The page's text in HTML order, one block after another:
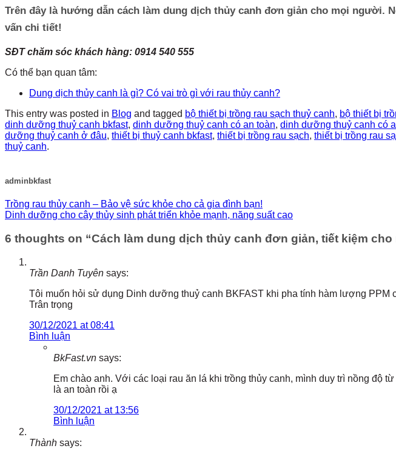
Trên đây là hướng dẫn cách làm dung dịch thủy canh đơn giản cho mọi người.
vấn chi tiết!
SĐT chăm sóc khách hàng: 0914 540 555
Có thể bạn quan tâm:
Dung dịch thủy canh là gì? Có vai trò gì với rau thủy canh?
This entry was posted in Blog and tagged bộ thiết bị trồng rau sạch thuỷ canh, bộ thiết bị
dinh dưỡng thuỷ canh bkfast, dinh dưỡng thuỷ canh có an toàn, dinh dưỡng thuỷ canh có
dưỡng thuỷ canh ở đâu, thiết bị thuỷ canh bkfast, thiết bị trồng rau sạch, thiết bị trồng rau
thuỷ canh.
adminbkfast
Trồng rau thủy canh – Bảo vệ sức khỏe cho cả gia đình bạn!
Dinh dưỡng cho cây thủy sinh phát triển khỏe mạnh, năng suất cao
6 thoughts on “Cách làm dung dịch thủy canh đơn giản, tiết kiệm
Trần Danh Tuyên says:
Tôi muốn hỏi sử dụng Dinh dưỡng thuỷ canh BKFAST khi pha tính hàm lượng
Trân trọng
30/12/2021 at 08:41
Bình luận
BkFast.vn says:
Em chào anh. Với các loại rau ăn lá khi trồng thủy canh, mình duy trì nồng độ
là an toàn rồi ạ
30/12/2021 at 13:56
Bình luận
Thành says: